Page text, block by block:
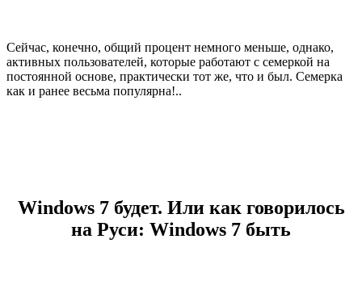
Сейчас, конечно, общий процент немного меньше, однако,
активных пользователей, которые работают с семеркой на
постоянной основе, практически тот же, что и был. Семерка
как и ранее весьма популярна!..
Windows 7 будет. Или как говорилось
на Руси: Windows 7 быть